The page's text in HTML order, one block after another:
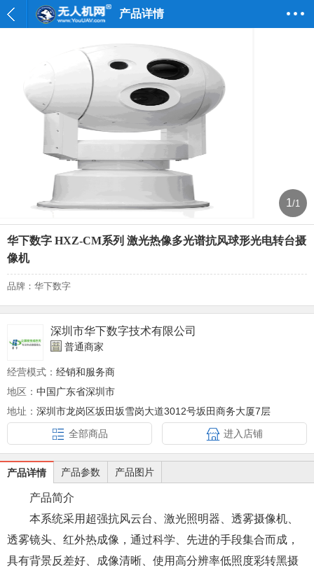
产品详情
1/1
华下数字 HXZ-CM系列 激光热像多光谱抗风球形光电转台摄
像机
品牌：华下数字
深圳市华下数字技术有限公司
普通商家
经营模式： 经销和服务商
地区： 中国广东省深圳市
地址： 深圳市龙岗区坂田坂雪岗大道3012号坂田商务大厦7层
全部商品
进入店铺
产品详情 产品参数 产品图片
产品简介
本系统采用超强抗风云台、激光照明器、透雾摄像机、
透雾镜头、红外热成像，通过科学、先进的手段集合而成，
具有背景反差好、成像清晰、使用高分辨率低照度彩转黑摄